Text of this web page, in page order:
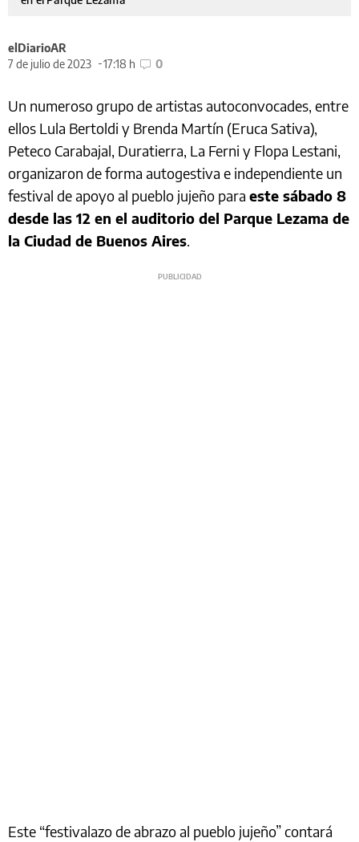
elDiarioAR
7 de julio de 2023
17:18 h 0
Un numeroso grupo de artistas autoconvocades, entre
ellos Lula Bertoldi y Brenda Martín (Eruca Sativa),
Peteco Carabajal, Duratierra, La Ferni y Flopa Lestani,
organizaron de forma autogestiva e independiente un
festival de apoyo al pueblo jujeño para este sábado 8
desde las 12 en el auditorio del Parque Lezama de
la Ciudad de Buenos Aires.
Este “festivalazo de abrazo al pueblo jujeño” contará